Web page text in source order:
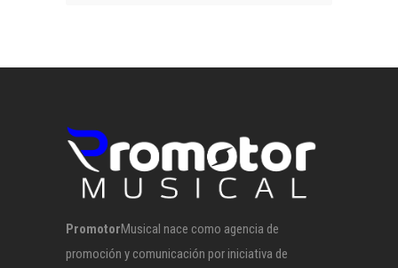
PromotorMusical nace como agencia de
promoción y comunicación por iniciativa de